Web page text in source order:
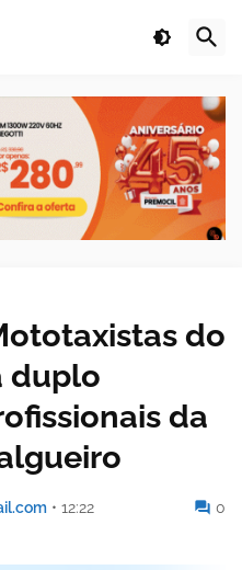
do
duplo
da
• 12:22 0